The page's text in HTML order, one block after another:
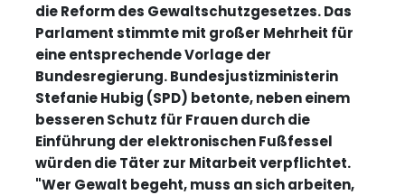
die Reform des Gewaltschutzgesetzes. Das
Parlament stimmte mit großer Mehrheit für
eine entsprechende Vorlage der
Bundesregierung. Bundesjustizministerin
Stefanie Hubig (SPD) betonte, neben einem
besseren Schutz für Frauen durch die
Einführung der elektronischen Fußfessel
würden die Täter zur Mitarbeit verpflichtet.
"Wer Gewalt begeht, muss an sich arbeiten,